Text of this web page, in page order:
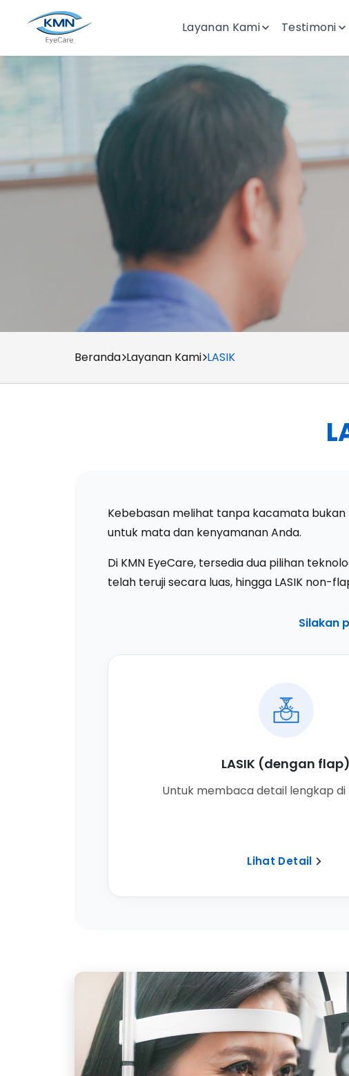
Layanan Kami Testimoni
Beranda Layanan Kami LASIK
Kebebasan melihat tanpa kacamata
untuk mata dan kenyamanan Anda.
Di KMN EyeCare, tersedia dua pilihan
telah teruji secara luas, hingga LASIK non-
Silakan
LASIK (dengan flap)
Untuk membaca detail lengkap di
Lihat Detail